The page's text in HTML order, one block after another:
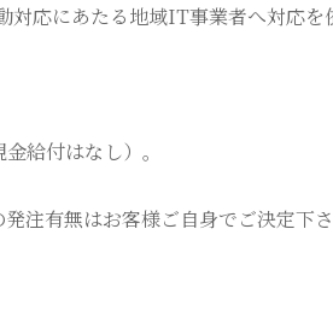
応にあたる地域IT事業者へ対応を
給付はなし）。
注有無はお客様ご自身でご決定下さ